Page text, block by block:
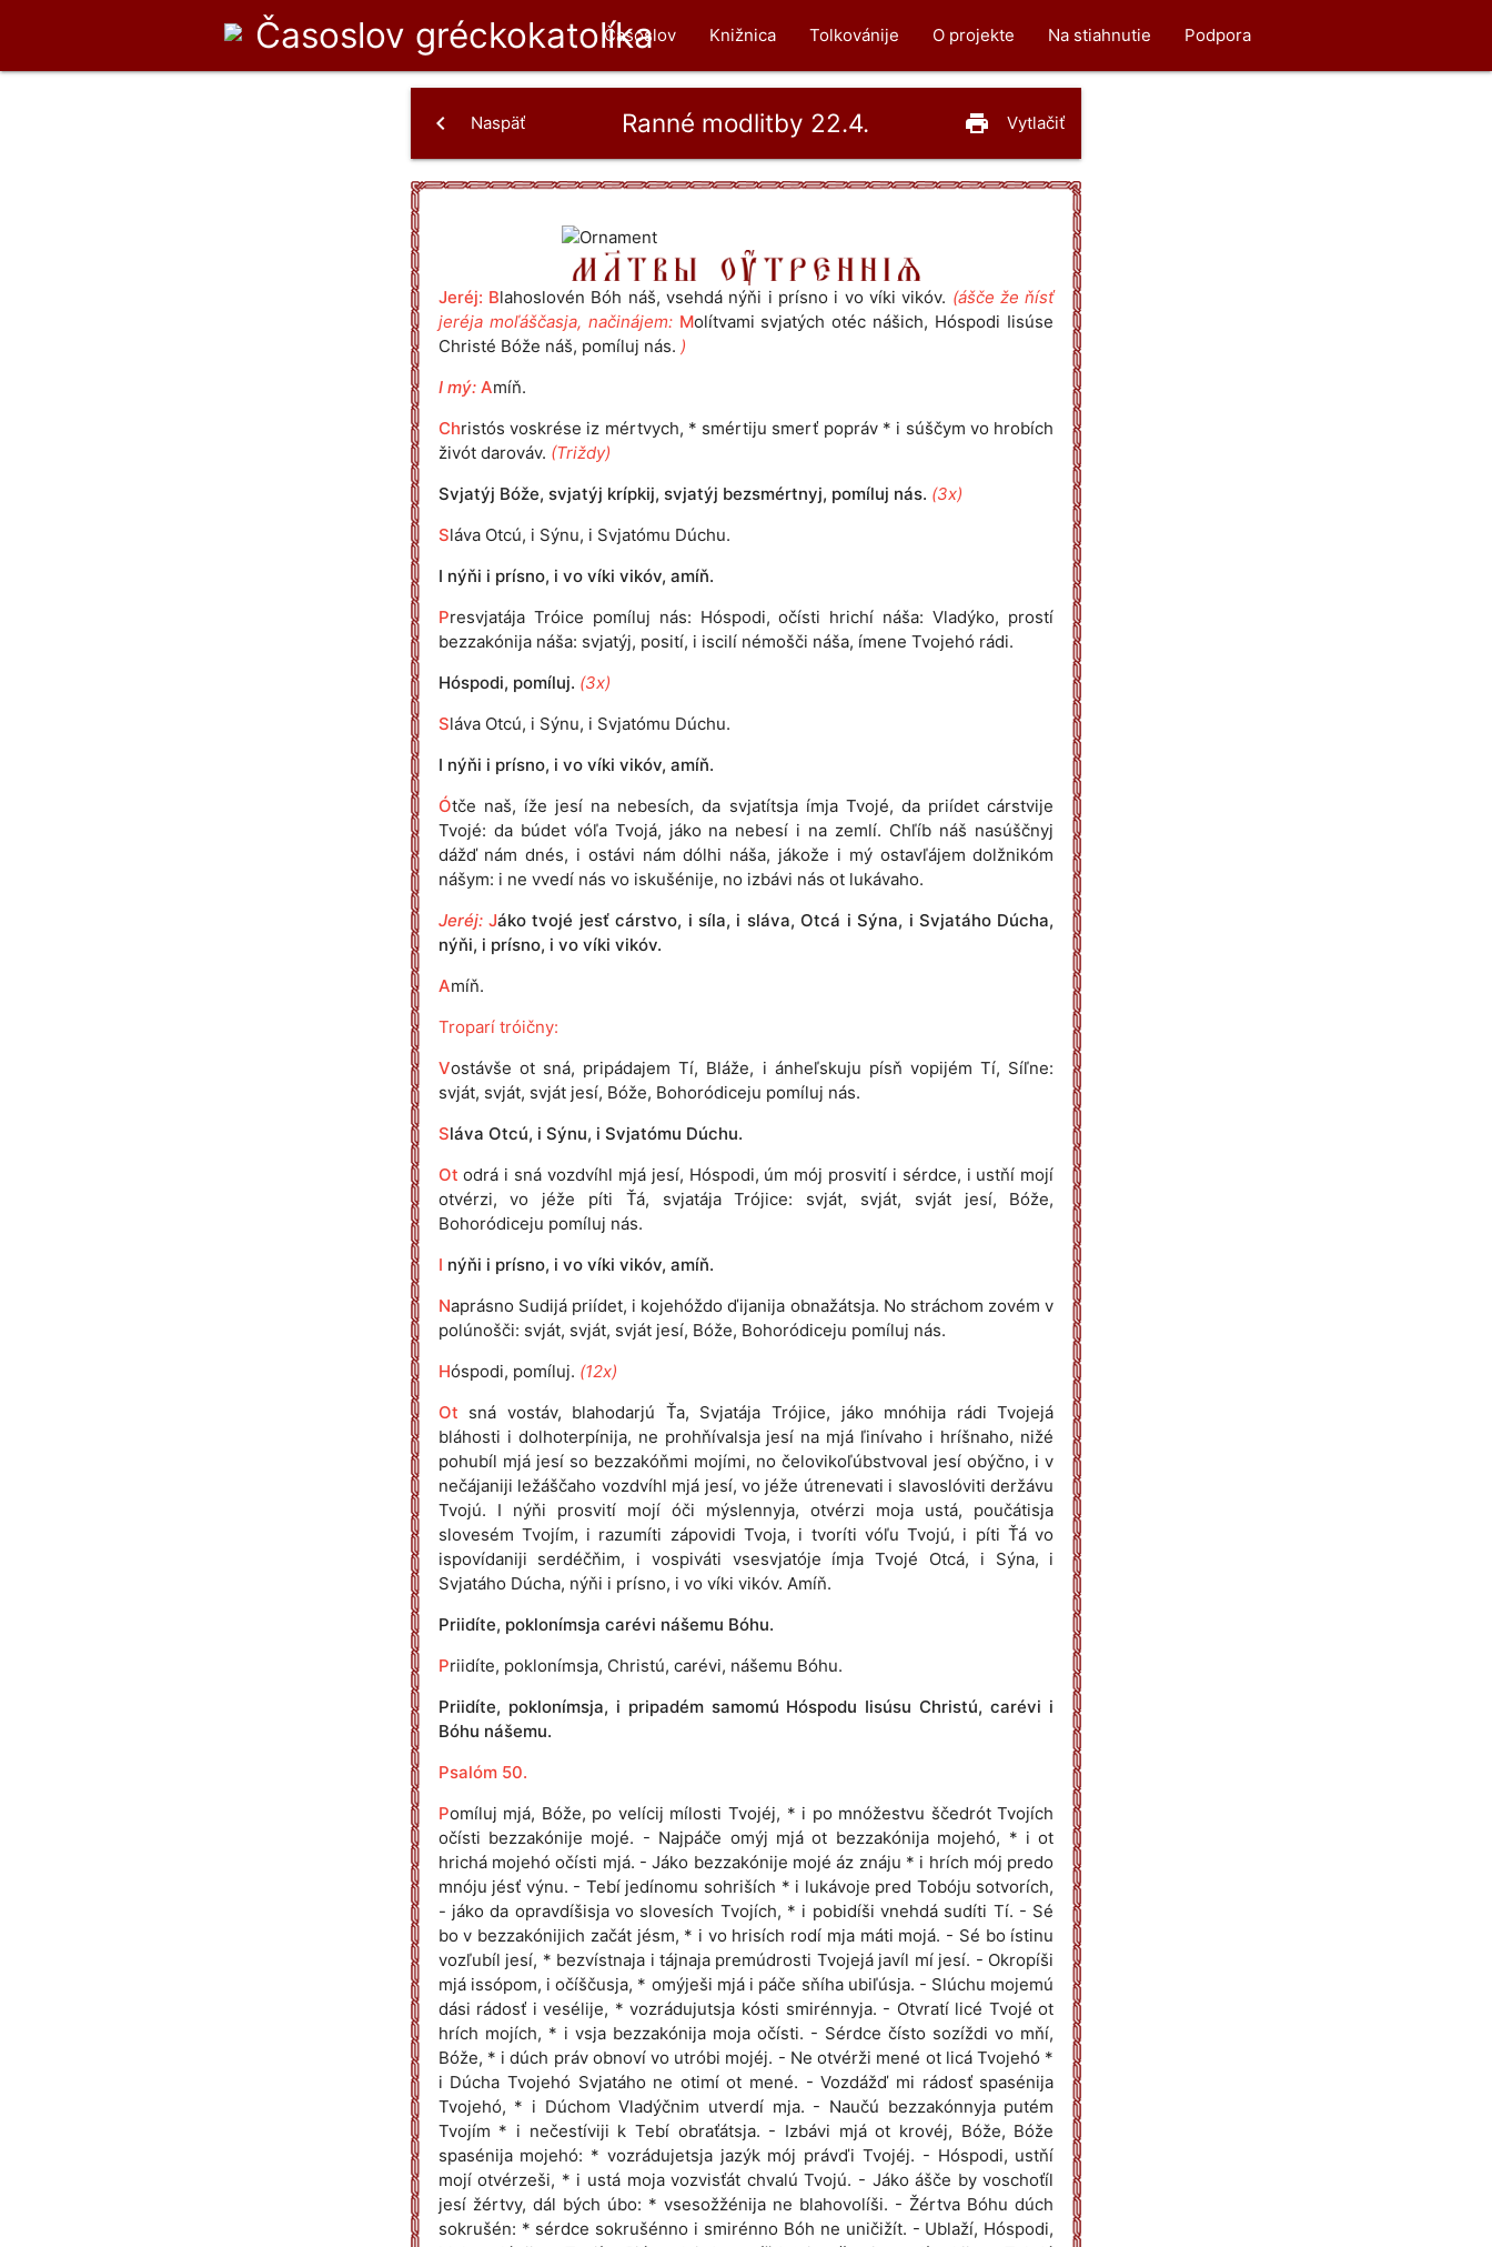
Časoslov gréckokatolíka
Časoslov Knižnica Tolkovánije O projekte Na stiahnutie Podpora
Ranné modlitby 22.4.
chevron_left Naspäť print Vytlačiť
Jeréj: Blahoslovén Bóh náš, vsehdá nýňi i prísno i vo víki vikóv. (ášče že ňísť
jeréja moľáščasja, načinájem: Molítvami svjatých otéc nášich, Hóspodi Iisúse
Christé Bóže náš, pomíluj nás. )
I mý: Amíň.
Christós voskrése iz mértvych, * smértiju smerť popráv * i súščym vo hrobích
živót darováv. (Triždy)
Svjatýj Bóže, svjatýj krípkij, svjatýj bezsmértnyj, pomíluj nás. (3x)
Sláva Otcú, i Sýnu, i Svjatómu Dúchu.
I nýňi i prísno, i vo víki vikóv, amíň.
Presvjatája Tróice pomíluj nás: Hóspodi, očísti hrichí náša: Vladýko, prostí
bezzakónija náša: svjatýj, posití, i iscilí némošči náša, ímene Tvojehó rádi.
Hóspodi, pomíluj. (3x)
Sláva Otcú, i Sýnu, i Svjatómu Dúchu.
I nýňi i prísno, i vo víki vikóv, amíň.
Ótče naš, íže jesí na nebesích, da svjatítsja ímja Tvojé, da priídet cárstvije
Tvojé: da búdet vóľa Tvojá, jáko na nebesí i na zemlí. Chľíb náš nasúščnyj
dážď nám dnés, i ostávi nám dólhi náša, jákože i mý ostavľájem dolžnikóm
nášym: i ne vvedí nás vo iskušénije, no izbávi nás ot lukávaho.
Jeréj: Jáko tvojé jesť cárstvo, i síla, i sláva, Otcá i Sýna, i Svjatáho Dúcha,
nýňi, i prísno, i vo víki vikóv.
Amíň.
Troparí tróičny:
Vostávše ot sná, pripádajem Tí, Bláže, i ánheľskuju písň vopijém Tí, Síľne:
svját, svját, svját jesí, Bóže, Bohoródiceju pomíluj nás.
Sláva Otcú, i Sýnu, i Svjatómu Dúchu.
Ot odrá i sná vozdvíhl mjá jesí, Hóspodi, úm mój prosvití i sérdce, i ustňí mojí
otvérzi, vo jéže píti Ťá, svjatája Trójice: svját, svját, svját jesí, Bóže,
Bohoródiceju pomíluj nás.
I nýňi i prísno, i vo víki vikóv, amíň.
Naprásno Sudijá priídet, i kojehóždo ďijanija obnažátsja. No stráchom zovém v
polúnošči: svját, svját, svját jesí, Bóže, Bohoródiceju pomíluj nás.
Hóspodi, pomíluj. (12x)
Ot sná vostáv, blahodarjú Ťa, Svjatája Trójice, jáko mnóhija rádi Tvojejá
bláhosti i dolhoterpínija, ne prohňívalsja jesí na mjá ľinívaho i hríšnaho, nižé
pohubíl mjá jesí so bezzakóňmi mojími, no čelovikoľúbstvoval jesí obýčno, i v
nečájaniji ležáščaho vozdvíhl mjá jesí, vo jéže útrenevati i slavoslóviti deržávu
Tvojú. I nýňi prosvití mojí óči mýslennyja, otvérzi moja ustá, poučátisja
slovesém Tvojím, i razumíti zápovidi Tvoja, i tvoríti vóľu Tvojú, i píti Ťá vo
ispovídaniji serdéčňim, i vospiváti vsesvjatóje ímja Tvojé Otcá, i Sýna, i
Svjatáho Dúcha, nýňi i prísno, i vo víki vikóv. Amíň.
Priidíte, poklonímsja carévi nášemu Bóhu.
Priidíte, poklonímsja, Christú, carévi, nášemu Bóhu.
Priidíte, poklonímsja, i pripadém samomú Hóspodu Iisúsu Christú, carévi i
Bóhu nášemu.
Psalóm 50.
Pomíluj mjá, Bóže, po velícij mílosti Tvojéj, * i po mnóžestvu ščedrót Tvojích
očísti bezzakónije mojé. - Najpáče omýj mjá ot bezzakónija mojehó, * i ot
hrichá mojehó očísti mjá. - Jáko bezzakónije mojé áz znáju * i hrích mój predo
mnóju jésť výnu. - Tebí jedínomu sohriších * i lukávoje pred Tobóju sotvorích,
- jáko da opravdíšisja vo slovesích Tvojích, * i pobidíši vnehdá sudíti Tí. - Sé
bo v bezzakónijich začát jésm, * i vo hrisích rodí mja máti mojá. - Sé bo ístinu
vozľubíl jesí, * bezvístnaja i tájnaja premúdrosti Tvojejá javíl mí jesí. - Okropíši
mjá issópom, i očíščusja, * omýješi mjá i páče sňíha ubiľúsja. - Slúchu mojemú
dási rádosť i vesélije, * vozrádujutsja kósti smirénnyja. - Otvratí licé Tvojé ot
hrích mojích, * i vsja bezzakónija moja očísti. - Sérdce čísto sozíždi vo mňí,
Bóže, * i dúch práv obnoví vo utróbi mojéj. - Ne otvérži mené ot licá Tvojehó *
i Dúcha Tvojehó Svjatáho ne otimí ot mené. - Vozdážď mi rádosť spasénija
Tvojehó, * i Dúchom Vladýčnim utverdí mja. - Naučú bezzakónnyja putém
Tvojím * i nečestíviji k Tebí obraťátsja. - Izbávi mjá ot krovéj, Bóže, Bóže
spasénija mojehó: * vozrádujetsja jazýk mój právďi Tvojéj. - Hóspodi, ustňí
mojí otvérzeši, * i ustá moja vozvisťát chvalú Tvojú. - Jáko ášče by voschoťíl
jesí žértvy, dál bých úbo: * vsesožžénija ne blahovolíši. - Žértva Bóhu dúch
sokrušén: * sérdce sokrušénno i smirénno Bóh ne uničižít. - Ublaží, Hóspodi,